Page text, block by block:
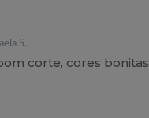
S.
corte, cores bonitas